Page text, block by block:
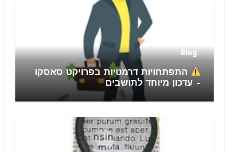
Blog
התפתחויות דרמטיות בפרויקט סאסקו
– עדכון מיוחד לתושבים